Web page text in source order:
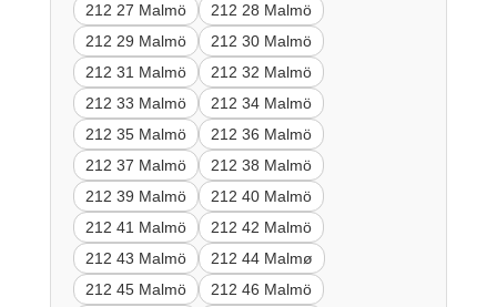
212 27 Malmö
212 28 Malmö
212 29 Malmö
212 30 Malmö
212 31 Malmö
212 32 Malmö
212 33 Malmö
212 34 Malmö
212 35 Malmö
212 36 Malmö
212 37 Malmö
212 38 Malmö
212 39 Malmö
212 40 Malmö
212 41 Malmö
212 42 Malmö
212 43 Malmö
212 44 Malmø
212 45 Malmö
212 46 Malmö